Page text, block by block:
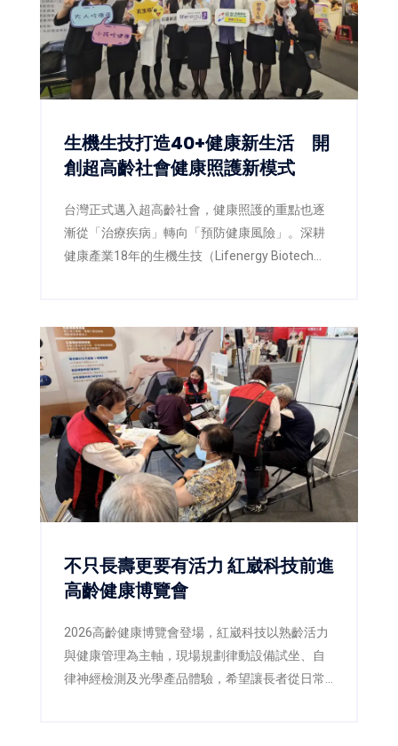
生機生技打造40+健康新生活 開
創超高齡社會健康照護新模式
台灣正式邁入超高齡社會，健康照護的重點也逐
漸從「治療疾病」轉向「預防健康風險」。深耕
健康產業18年的生機生技（Lifenergy Biotech
「2026高齡健康產業博覽會」上，打造兼具專業
衛教、互動體驗與智慧健康概念的展區，希望透
過健康教育、藥師專業及AI科技，翻轉民眾對健
康管理的既有觀念，讓「健康，不該等到生病才
開始」成為全民日常。
不只長壽更要有活力 紅崴科技前進
高齡健康博覽會
2026高齡健康博覽會登場，紅崴科技以熟齡活力
與健康管理為主軸，現場規劃律動設備試坐、自
律神經檢測及光學產品體驗，希望讓長者從日常